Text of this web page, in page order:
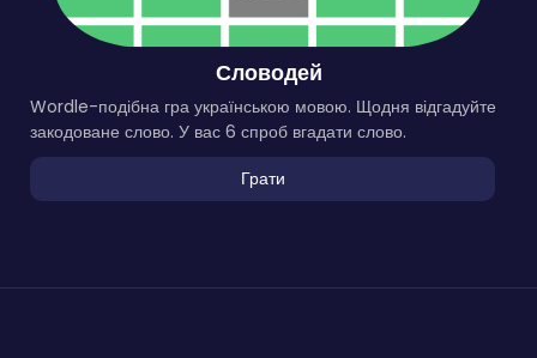
Словодей
Wordle-подібна гра українською мовою. Щодня відгадуйте
закодоване слово. У вас 6 спроб вгадати слово.
Грати